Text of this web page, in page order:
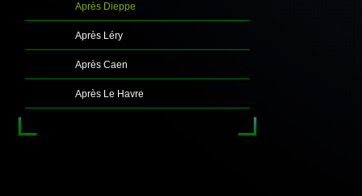
Après Dieppe
Après Léry
Après Caen
Après Le Havre